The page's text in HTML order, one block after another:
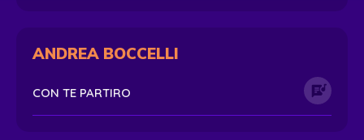
ANDREA BOCCELLI
CON TE PARTIRO